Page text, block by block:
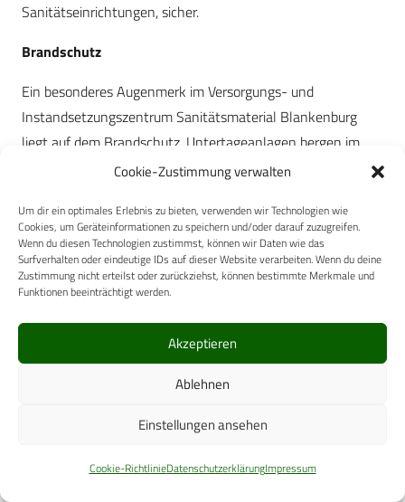
Cookie-Zustimmung verwalten
Um dir ein optimales Erlebnis zu bieten, verwenden wir Technologien wie
Cookies, um Geräteinformationen zu speichern und/oder darauf zuzugreifen.
Wenn du diesen Technologien zustimmst, können wir Daten wie das
Surfverhalten oder eindeutige IDs auf dieser Website verarbeiten. Wenn du deine
Zustimmung nicht erteilst oder zurückziehst, können bestimmte Merkmale und
Funktionen beeinträchtigt werden.
Akzeptieren
Ablehnen
Einstellungen ansehen
Cookie-RichtlinieDatenschutzerklärungImpressum
Sanitätseinrichtungen, sicher.
Brandschutz
Ein besonderes Augenmerk im Versorgungs- und
Instandsetzungszentrum Sanitätsmaterial Blankenburg
liegt auf dem Brandschutz. Untertageanlagen bergen im
Brandfall ein ganz besonderes Risiko. In einem normalen
nach ungefähr 20 Minuten erreicht. Die Rettungswege sind
in aller Regel kurz. In einer Untertageanlage liegt die
Maximaltemperatur bei ca. 1 200 °C und ist in der Hälfte
der Zeit erreicht, d. h. das Brandgeschehen verläuft deutlich
schneller und heißer und ist mit dem in einem Tunnel
vergleichbar. Die Möglichkeiten zu reagieren sind deutlich
reduziert. Erschwerend kommt hinzu, dass sich eine
Untertageanlage schnell mit Rauch füllt und somit sowohl
die Sicht stark eingeschränkt ist, als auch der
schnell abnimmt. Die Geschwindigkeit, mit der sich sowohl